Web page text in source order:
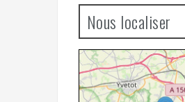
Nous localiser